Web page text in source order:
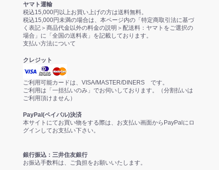
ヤマト運輸
税込15,000円以上お買い上げの方は送料無料。
税込15,000円未満の場合は、本ページ内の「特定商取引法に基づ
く表記＞商品代金以外の料金の説明＞配送料：ヤマトをご選択の
場合」に「全国の送料表」を記載しております。
支払い方法について
クレジット
ご利用可能カードは、VISA/MASTER/DINERS です。
ご利用は「一括払いのみ」でお伺いしております。（分割払いは
ご利用頂けません）
PayPal(ペイパル)決済
本サイトにてお買い物をする際は、お支払い画面からPayPalにロ
グインしてお支払い下さい。
銀行振込：三井住友銀行
お振込手数料は、ご負担をお願いいたします。